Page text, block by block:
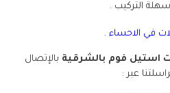
سهلة التركيب .
في الاحساء .
استيل فوم بالشرقية بالإتصال
عبر :